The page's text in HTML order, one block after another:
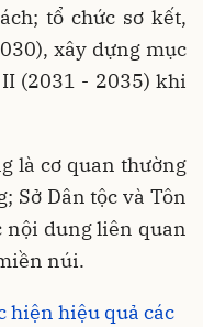
tổ chức sơ kết,
xây dựng mục
(2031 - 2035) khi
là cơ quan thường
Sở Dân tộc và Tôn
nội dung liên quan
núi.
hiện hiệu quả các